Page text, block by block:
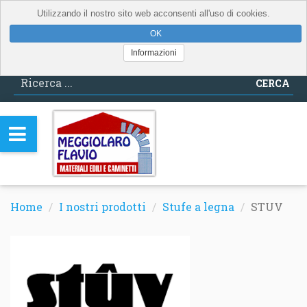
CERCA
Home I nostri prodotti Stufe a legna STUV
Utilizzando il nostro sito web acconsenti all'uso di cookies.
Informazioni